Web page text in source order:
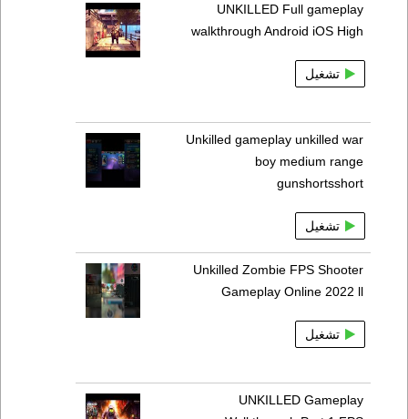
UNKILLED Full gameplay
walkthrough Android iOS High
تشغيل
Unkilled gameplay unkilled war
boy medium range
gunshortsshort
تشغيل
Unkilled Zombie FPS Shooter
Gameplay Online 2022 ll
تشغيل
UNKILLED Gameplay